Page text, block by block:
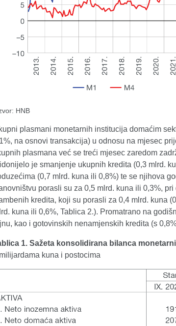
HNB
plasmani monetarnih institucija domaćim
na osnovi transakcija) u odnosu na mjesec
plasmana već se treći mjesec zaredom
je smanjenje ukupnih kredita (0,3 mlrd.
(0,7 mlrd. kuna ili 0,8%) te se njihova
porasli su za 0,5 mlrd. kuna ili 0,3%,
kredita, koji su porasli za 0,4 mlrd. kuna
kuna ili 0,6%, Tablica 2.). Promatrano na
kao i gotovinskih nenamjenskih kredita (s
1. Sažeta konsolidirana bilanca
kuna i postocima